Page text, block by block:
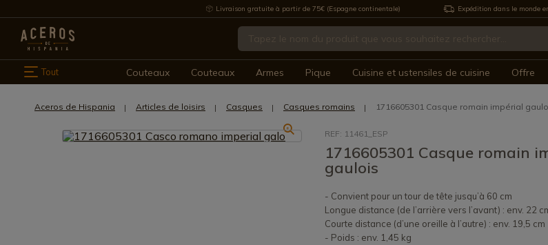
Livraison gratuite à partir de 75€ (Espagne continentale) Expédition dans le monde
Tout Couteaux Couteaux Armes Pique Cuisine et ustensiles de cuisine Offre
Aceros de Hispania Articles de loisirs Casques Casques romains 1716605301 Casque romain impérial
REF: 11461_ESP
1716605301 Casque romain
gaulois
- Convient pour un tour de tête jusqu’à 60 cm
Longue distance (de l’arrière vers l’avant) : env. 22
Courte distance (d’une oreille à l’autre) : env. 19,5 cm
- Poids : env. 1,45 kg